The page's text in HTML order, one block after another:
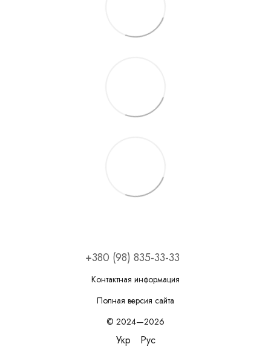
+380 (98) 835-33-33
Контактная информация
Полная версия сайта
© 2024—2026
Укр Рус